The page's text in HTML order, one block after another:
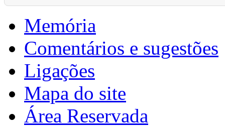
Memória
Comentários e sugestões
Ligações
Mapa do site
Área Reservada